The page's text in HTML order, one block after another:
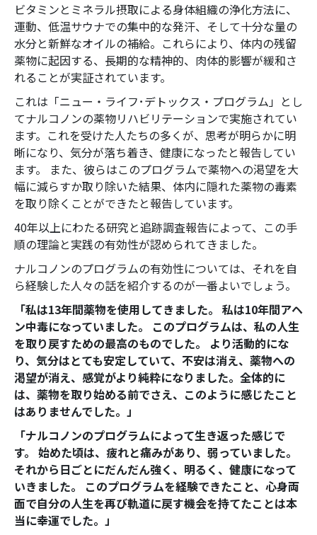
ビタミンとミネラル摂取による身体組織の浄化方法に、
運動、低温サウナでの集中的な発汗、そして十分な量の
水分と新鮮なオイルの補給。これらにより、体内の残留
薬物に起因する、長期的な精神的、肉体的影響が緩和さ
れることが実証されています。
これは「ニュー・ライフ･デトックス・プログラム」とし
てナルコノンの薬物リハビリテーションで実施されてい
ます。これを受けた人たちの多くが、思考が明らかに明
晰になり、気分が落ち着き、健康になったと報告してい
ます。 また、彼らはこのプログラムで薬物への渇望を大
幅に減らすか取り除いた結果、体内に隠れた薬物の毒素
を取り除くことができたと報告しています。
40年以上にわたる研究と追跡調査報告によって、この手
順の理論と実践の有効性が認められてきました。
ナルコノンのプログラムの有効性については、それを自
ら経験した人々の話を紹介するのが一番よいでしょう。
「私は13年間薬物を使用してきました。 私は10年間アヘ
ン中毒になっていました。 このプログラムは、私の人生
を取り戻すための最高のものでした。 より活動的にな
り、気分はとても安定していて、不安は消え、薬物への
渇望が消え、感覚がより純粋になりました。全体的に
は、薬物を取り始める前でさえ、このように感じたこと
はありませんでした。」
「ナルコノンのプログラムによって生き返った感じで
す。 始めた頃は、疲れと痛みがあり、弱っていました。
それから日ごとにだんだん強く、明るく、健康になって
いきました。 このプログラムを経験できたこと、心身両
面で自分の人生を再び軌道に戻す機会を持てたことは本
当に幸運でした。」